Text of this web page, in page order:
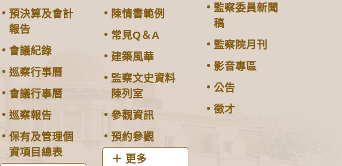
預決算及會計
報告
會議紀錄
巡察行事曆
會議行事曆
巡察報告
保有及管理個
資項目總表
陳情書範例
常見Q＆A
建築風華
監察文史資料
陳列室
參觀資訊
預約參觀
更多
監察委員新聞
稿
監察院月刊
影音專區
公告
徵才